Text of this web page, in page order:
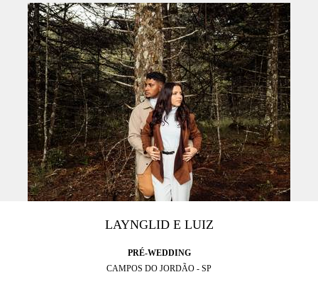
LAYNGLID E LUIZ
PRÉ-WEDDING
CAMPOS DO JORDÃO - SP